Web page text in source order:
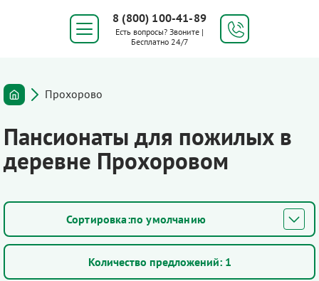
8 (800) 100-41-89
Есть вопросы? Звоните |
Бесплатно 24/7
Прохорово
Пансионаты для пожилых в
деревне Прохоровом
по умолчанию
Количество предложений: 1